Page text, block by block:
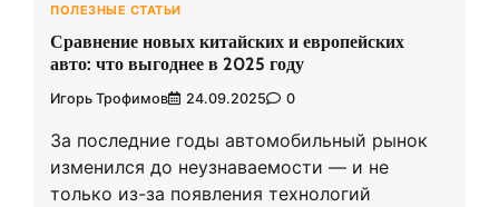
ПОЛЕЗНЫЕ СТАТЬИ
Сравнение новых китайских и европейских
авто: что выгоднее в 2025 году
Игорь Трофимов 24.09.2025 0
За последние годы автомобильный рынок
изменился до неузнаваемости — и не
только из-за появления технологий